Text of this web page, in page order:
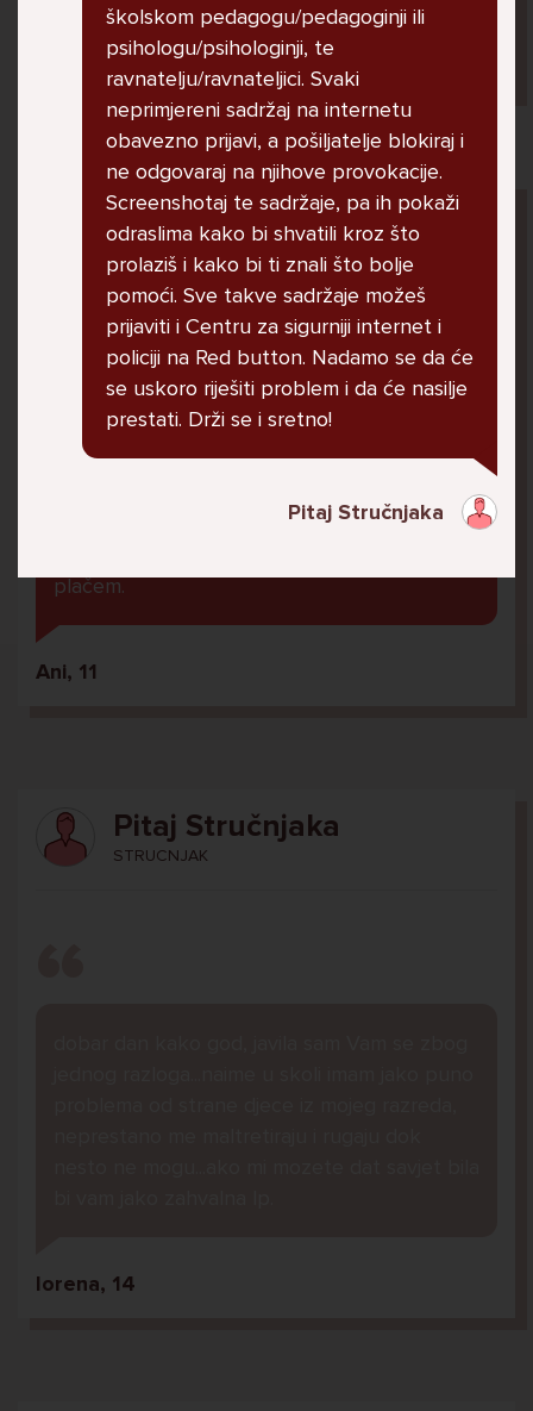
Lana, 12
Pitaj Stručnjaka
STRUCNJAK
U školi me ogovara nekoliko prijatelja ne
znam zašto. Čak su napravili grupu gdje me
prijateljica rekla. Više ne želim ići u školu ali
plačem.
Ani, 11
Pitaj Stručnjaka
STRUCNJAK
lorena, 14
školskom pedagogu/pedagoginji ili
psihologu/psihologinji, te
ravnatelju/ravnateljici. Svaki
neprimjereni sadržaj na internetu
obavezno prijavi, a pošiljatelje blokiraj i
ne odgovaraj na njihove provokacije.
Screenshotaj te sadržaje, pa ih pokaži
odraslima kako bi shvatili kroz što
prolaziš i kako bi ti znali što bolje
pomoći. Sve takve sadržaje možeš
prijaviti i Centru za sigurniji internet i
policiji na Red button. Nadamo se da će
se uskoro riješiti problem i da će nasilje
prestati. Drži se i sretno!
Pitaj Stručnjaka